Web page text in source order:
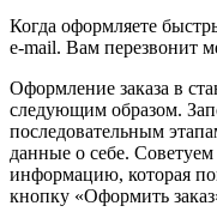
Когда оформляете
e-mail. Вам перезвонит
Оформление заказа в
следующим образом.
последовательным
данные о себе.
информацию, которая
кнопку «Оформить